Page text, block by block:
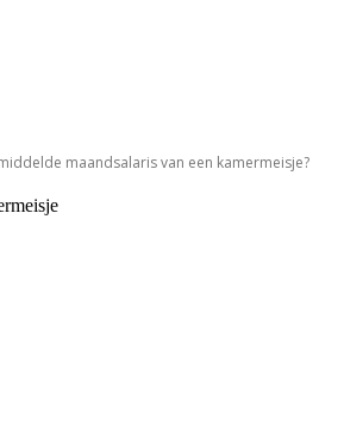
maandsalaris van een kamermeisje?